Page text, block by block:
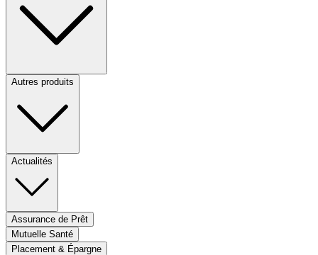
Autres produits
Actualités
Assurance de Prêt
Mutuelle Santé
Placement & Épargne